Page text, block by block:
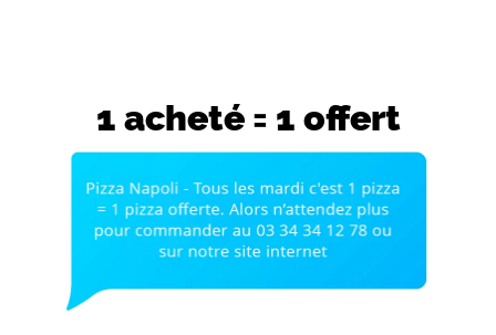
1 acheté = 1 offert